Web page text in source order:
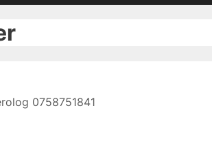
0758751841